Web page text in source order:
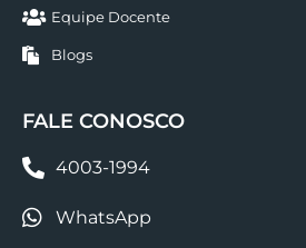
Equipe Docente
Blogs
FALE CONOSCO
4003-1994
WhatsApp